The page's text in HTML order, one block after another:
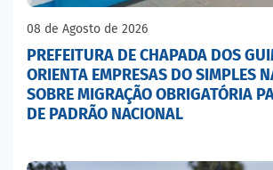
08 de Agosto de 2026
PREFEITURA DE CHAPADA DOS
ORIENTA EMPRESAS DO SIMPLES
SOBRE MIGRAÇÃO OBRIGATÓRIA
DE PADRÃO NACIONAL